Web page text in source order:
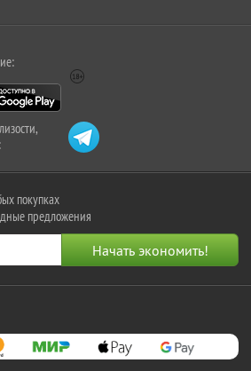
покупках
предложения